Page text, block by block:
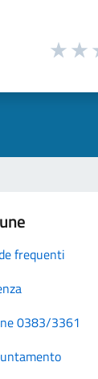
frequenti
0383/3361